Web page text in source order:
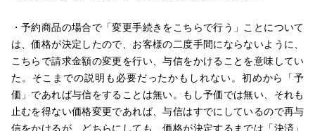
・予約商品の場合で「変更手続きをこちらで行う」ことについて
は、価格が決定したので、お客様の二度手間にならないように、
こちらで請求金額の変更を行い、与信をかけることを意味してい
た。そこまでの説明も必要だったかもしれない。初めから「予
価」であれば与信をすることは無い。もし予価では無い、それも
止むを得ない価格変更であれば、与信はすでにしているので再与
信をかけるが、どちらにしても、価格が決定するまでは「決済」